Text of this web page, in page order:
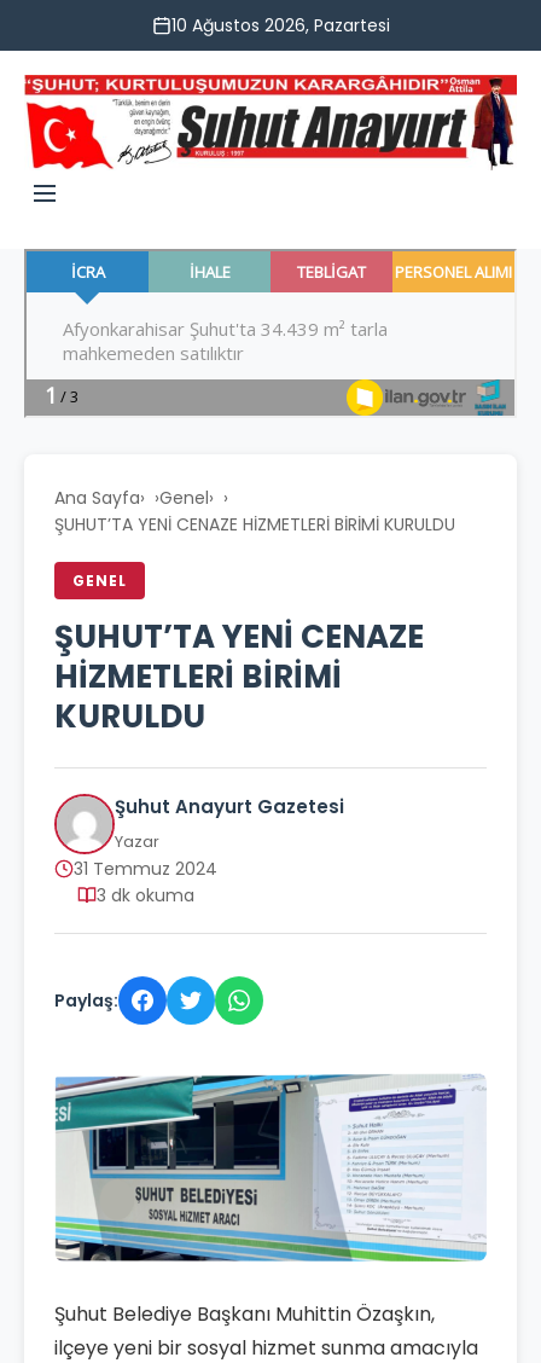
10 Ağustos 2026, Pazartesi
Ana Sayfa› Genel›
ŞUHUT’TA YENİ CENAZE HİZMETLERİ BİRİMİ KURULDU
GENEL
ŞUHUT’TA YENİ CENAZE
HİZMETLERİ BİRİMİ
KURULDU
Şuhut Anayurt Gazetesi
Yazar
31 Temmuz 2024
3 dk okuma
Paylaş:
Şuhut Belediye Başkanı Muhittin Özaşkın,
ilçeye yeni bir sosyal hizmet sunma amacıyla